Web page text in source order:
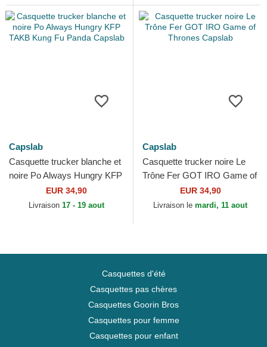
Capslab
Casquette trucker blanche et
noire Po Always Hungry KFP
TAKB Kung Fu Panda
Capslab
EUR 34,90
Livraison 17 - 19 aout
Capslab
Casquette trucker noire Le
Trône Fer GOT IRO Game of
Thrones Capslab
EUR 34,90
Livraison le mardi, 11 aout
Casquettes d'été
Casquettes pas chères
Casquettes Goorin Bros
Casquettes pour femme
Casquettes pour enfant